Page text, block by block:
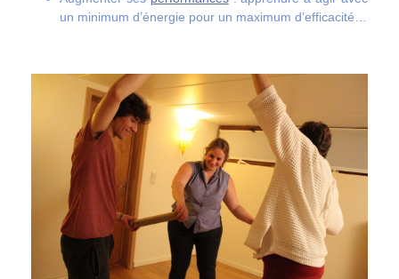
un minimum d’énergie pour un maximum d’efficacité…